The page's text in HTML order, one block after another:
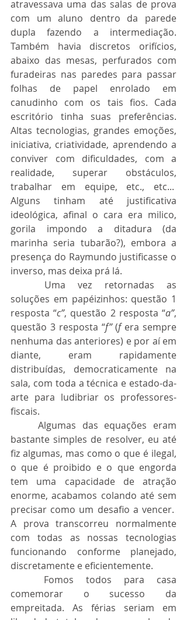
atravessava uma das salas de prova
com um aluno dentro da parede
dupla fazendo a intermediação.
Também havia discretos orifícios,
abaixo das mesas, perfurados com
furadeiras nas paredes para passar
folhas de papel enrolado em
canudinho com os tais fios. Cada
escritório tinha suas preferências.
Altas tecnologias, grandes emoções,
iniciativa, criatividade, aprendendo a
conviver com dificuldades, com a
realidade, superar obstáculos,
trabalhar em equipe, etc., etc...
Alguns tinham até justificativa
ideológica, afinal o cara era milico,
gorila impondo a ditadura (da
marinha seria tubarão?), embora a
presença do Raymundo justificasse o
inverso, mas deixa prá lá.
soluções em papéizinhos: questão 1
resposta “c”, questão 2 resposta “a”,
questão 3 resposta “f” (f era sempre
nenhuma das anteriores) e por aí em
diante, eram rapidamente
distribuídas, democraticamente na
sala, com toda a técnica e estado-da-
arte para ludibriar os professores-
fiscais.
bastante simples de resolver, eu até
fiz algumas, mas como o que é ilegal,
o que é proibido e o que engorda
tem uma capacidade de atração
enorme, acabamos colando até sem
precisar como um desafio a vencer.
A prova transcorreu normalmente
com todas as nossas tecnologias
funcionando conforme planejado,
discretamente e eficientemente.
comemorar o sucesso da
empreitada. As férias seriam em